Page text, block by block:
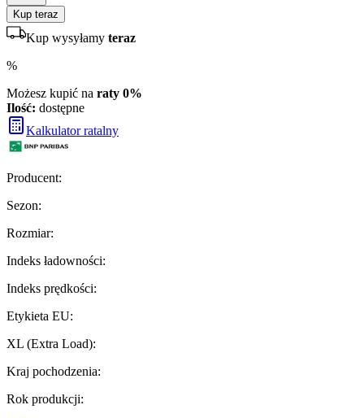
Kup teraz
Kup wysyłamy teraz
%
Możesz kupić na raty 0%
Ilość: dostępne
Kalkulator ratalny
Producent:
Sezon:
Rozmiar:
Indeks ładowności:
Indeks prędkości:
Etykieta EU:
XL (Extra Load):
Kraj pochodzenia:
Rok produkcji: